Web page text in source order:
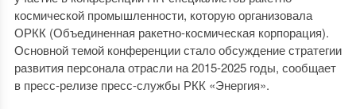
космической промышленности, которую организовала
ОРКК (Объединенная ракетно-космическая корпорация).
Основной темой конференции стало обсуждение стратегии
развития персонала отрасли на 2015-2025 годы, сообщает
в пресс-релизе пресс-службы РКК «Энергия».